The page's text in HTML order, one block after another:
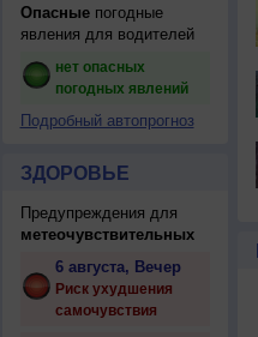
Опасныепогодные
явления для водителей
нет опасных
погодных явлений
Подробный автопрогноз
ЗДОРОВЬЕ
Предупреждения для
метеочувствительных
6 августа, Вечер
Риск ухудшения
самочувствия